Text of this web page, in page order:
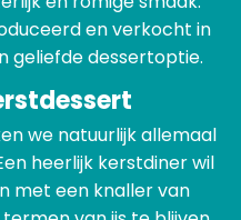
en verkocht in
geliefde dessertoptie.
we natuurlijk allemaal
heerlijk kerstdiner wil
met een knaller van